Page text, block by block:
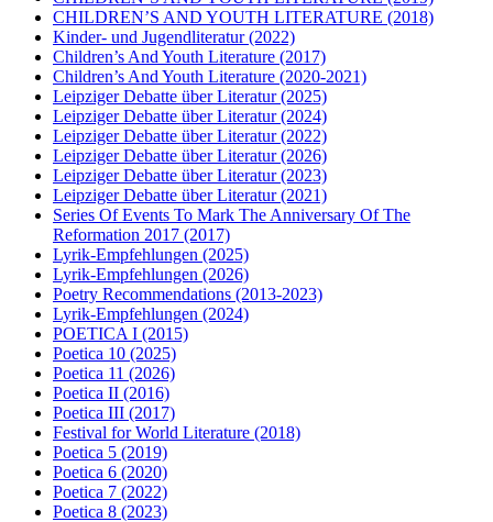
CHILDREN’S AND YOUTH LITERATURE (2018)
Kinder- und Jugendliteratur(2022)
Children’s And Youth Literature (2017)
Children’s And Youth Literature (2020-2021)
Leipziger Debatte über Literatur(2025)
Leipziger Debatte über Literatur(2024)
Leipziger Debatte über Literatur(2022)
Leipziger Debatte über Literatur(2026)
Leipziger Debatte über Literatur(2023)
Leipziger Debatte über Literatur(2021)
Series Of Events To Mark The Anniversary Of The
Reformation 2017 (2017)
Lyrik-Empfehlungen (2025)
Lyrik-Empfehlungen (2026)
Poetry Recommendations (2013-2023)
Lyrik-Empfehlungen (2024)
POETICA I (2015)
Poetica 10 (2025)
Poetica 11 (2026)
Poetica II (2016)
Poetica III (2017)
Festival for World Literature (2018)
Poetica 5 (2019)
Poetica 6 (2020)
Poetica 7 (2022)
Poetica 8 (2023)